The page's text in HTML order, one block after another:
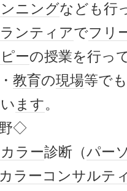
ニングなども行
ンティアでフリ
ーの授業を行っ
・ 教育の現場等でも
ます。
◇
カラー診断（パー
カラーコンサルテ